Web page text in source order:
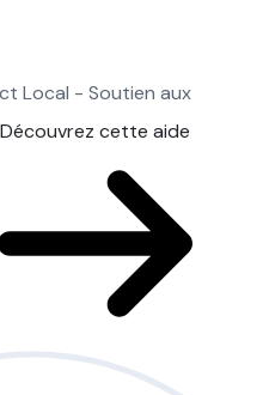
Local - Soutien aux
Découvrez cette aide